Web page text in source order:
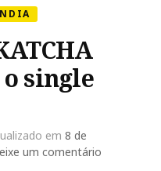
single
em 8 de
um comentário